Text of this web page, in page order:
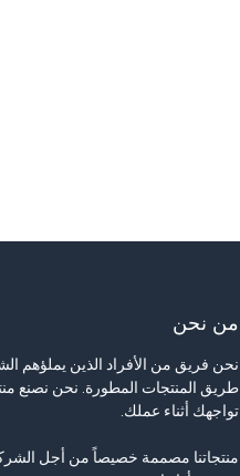
من نحن
نحن فريق من الأفراد الذين يملؤهم
طريق المنتجات المطورة. نحن نصنع
تواجهك أثناء عملك.
منتجاتنا مصممة خصيصاً من أجل